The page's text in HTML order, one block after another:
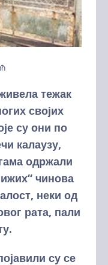
тежак
својих
су они по
калаузу,
одржали
чинова
неки од
рата, пали
су се